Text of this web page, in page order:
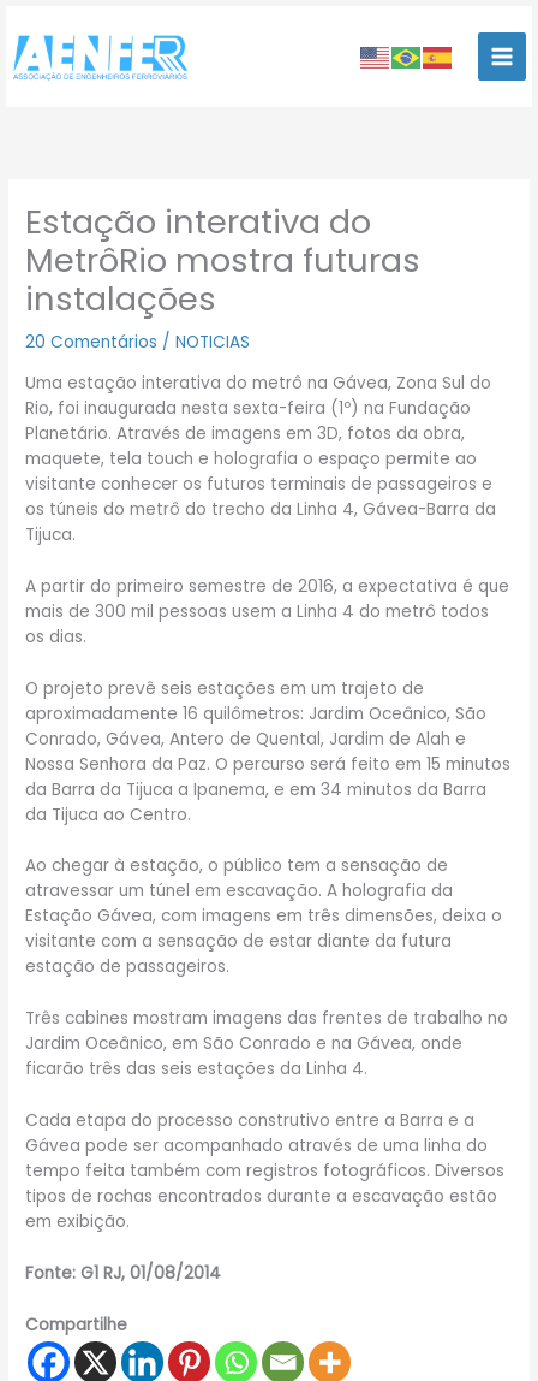
para
conteúdo
Estação interativa do
MetrôRio mostra futuras
instalações
20 Comentários /NOTICIAS
Uma estação interativa do metrô na Gávea, Zona Sul do
Rio, foi inaugurada nesta sexta-feira (1º) na Fundação
Planetário. Através de imagens em 3D, fotos da obra,
maquete, tela touch e holografia o espaço permite ao
visitante conhecer os futuros terminais de passageiros e
os túneis do metrô do trecho da Linha 4, Gávea-Barra da
Tijuca.
A partir do primeiro semestre de 2016, a expectativa é que
mais de 300 mil pessoas usem a Linha 4 do metrô todos
os dias.
O projeto prevê seis estações em um trajeto de
aproximadamente 16 quilômetros: Jardim Oceânico, São
Conrado, Gávea, Antero de Quental, Jardim de Alah e
Nossa Senhora da Paz. O percurso será feito em 15 minutos
da Barra da Tijuca a Ipanema, e em 34 minutos da Barra
da Tijuca ao Centro.
Ao chegar à estação, o público tem a sensação de
atravessar um túnel em escavação. A holografia da
Estação Gávea, com imagens em três dimensões, deixa o
visitante com a sensação de estar diante da futura
estação de passageiros.
Três cabines mostram imagens das frentes de trabalho no
Jardim Oceânico, em São Conrado e na Gávea, onde
ficarão três das seis estações da Linha 4.
Cada etapa do processo construtivo entre a Barra e a
Gávea pode ser acompanhado através de uma linha do
tempo feita também com registros fotográficos. Diversos
tipos de rochas encontrados durante a escavação estão
em exibição.
Fonte: G1 RJ, 01/08/2014
Compartilhe